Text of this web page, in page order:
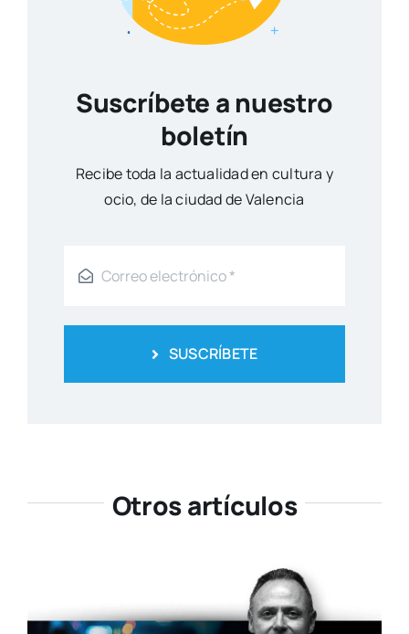
Suscríbete a nuestro
boletín
Reci­be toda la actua­li­dad en cul­tu­ra y
ocio, de la ciu­dad de Valen­cia
SUSCRÍBETE
Otros artículos